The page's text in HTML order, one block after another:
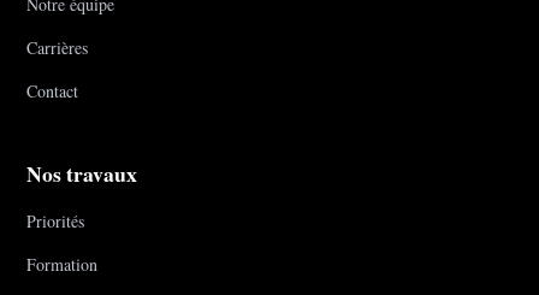
Carrières
Contact
Nos travaux
Priorités
Formation